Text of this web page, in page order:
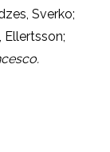
Sverko;
Ellertsson;